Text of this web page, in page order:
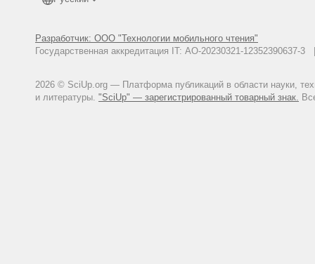
Разработчик: ООО "Технологии мобильного чтения"
Государственная аккредитация IT: АО-20230321-
2026 © SciUp.org — Платформа публикаций в области науки,
и литературы. "SciUp" — зарегистрированный товарный знак.